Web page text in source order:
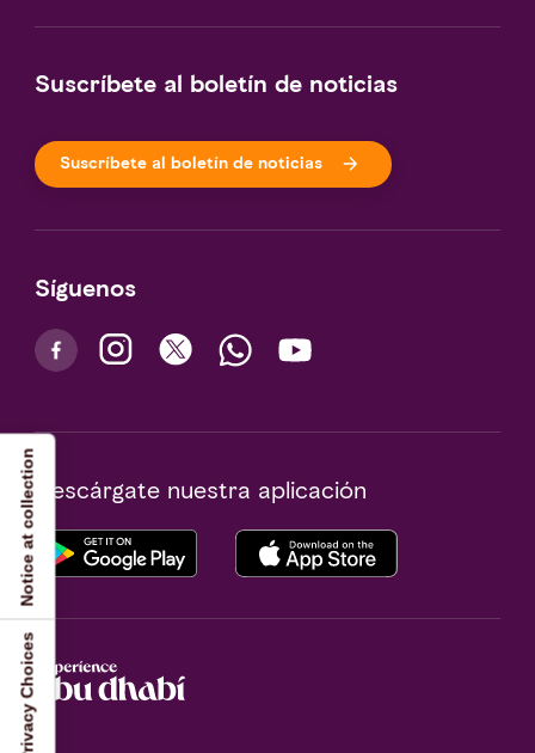
Suscríbete al boletín de noticias
Suscríbete al boletín de noticias
Síguenos
Descárgate nuestra aplicación
Your Privacy Choices
Notice at collection